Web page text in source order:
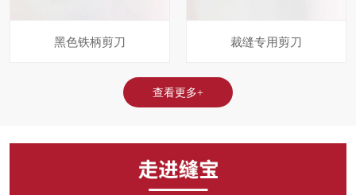
黑色铁柄剪刀 裁缝专用剪刀
查看更多+